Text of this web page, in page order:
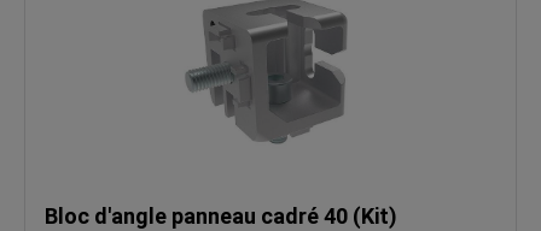
Bloc d'angle panneau cadré 40 (Kit)